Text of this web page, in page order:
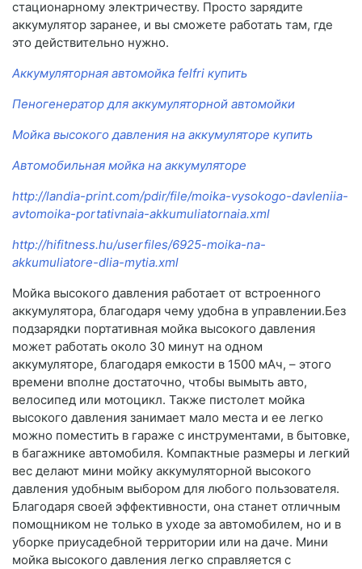
стационарному электричеству. Просто зарядите
аккумулятор заранее, и вы сможете работать там, где
это действительно нужно.
Аккумуляторная автомойка felfri купить
Пеногенератор для аккумуляторной автомойки
Мойка высокого давления на аккумуляторе купить
Автомобильная мойка на аккумуляторе
http://landia-print.com/pdir/file/moika-vysokogo-davleniia-
avtomoika-portativnaia-akkumuliatornaia.xml
http://hifitness.hu/userfiles/6925-moika-na-
akkumuliatore-dlia-mytia.xml
Мойка высокого давления работает от встроенного
аккумулятора, благодаря чему удобна в управлении.Без
подзарядки портативная мойка высокого давления
может работать около 30 минут на одном
аккумуляторе, благодаря емкости в 1500 мАч, – этого
времени вполне достаточно, чтобы вымыть авто,
велосипед или мотоцикл. Также пистолет мойка
высокого давления занимает мало места и ее легко
можно поместить в гараже с инструментами, в бытовке,
в багажнике автомобиля. Компактные размеры и легкий
вес делают мини мойку аккумуляторной высокого
давления удобным выбором для любого пользователя.
Благодаря своей эффективности, она станет отличным
помощником не только в уходе за автомобилем, но и в
уборке приусадебной территории или на даче. Мини
мойка высокого давления легко справляется с